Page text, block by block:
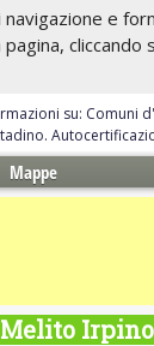
e
su: Comuni
Mappe
Irpino